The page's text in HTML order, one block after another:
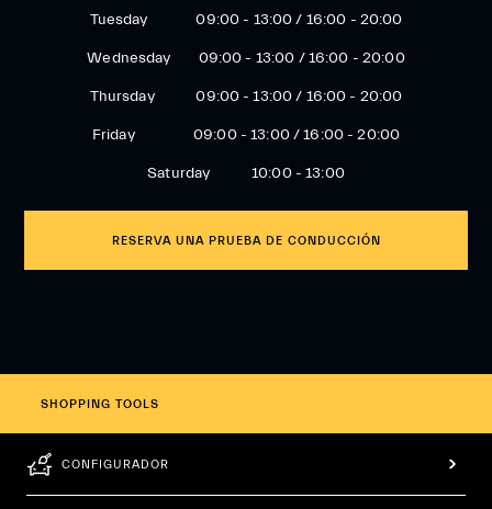
Tuesday 09:00 - 13:00 / 16:00 - 20:00
Wednesday 09:00 - 13:00 / 16:00 - 20:00
Thursday 09:00 - 13:00 / 16:00 - 20:00
Friday 09:00 - 13:00 / 16:00 - 20:00
Saturday 10:00 - 13:00
RESERVA UNA PRUEBA DE CONDUCCIÓN
SHOPPING TOOLS
CONFIGURADOR